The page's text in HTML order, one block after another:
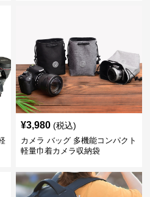
¥3,980 (税込)
カメラ バッグ 多機能コンパクト
軽量巾着カメラ収納袋